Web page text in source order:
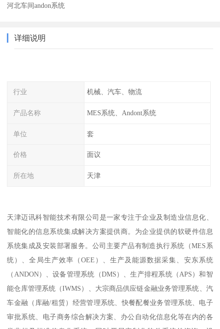
河北车间andon系统
详细说明
行业 机械、汽车、物流
产品名称 MES系统、Andont系统
单位 套
价格 面议
所在地 天津
天津迈讯科智能技术有限公司是一家专注于企业及制造业信息化、
智能化的信息系统集成解决方案提供商。为企业提供的软硬件信息
系统集成及安装部署服务。公司主要产品有制造执行系统（MES系
统）、全局生产效率（OEE）、生产及能源数据采集、安东系统
（ANDON）、设备管理系统（DMS）、生产排程系统（APS）和智
能仓库管理系统（IWMS）、大宗商品供应链金融业务管理系统、汽
车金融（库融/租赁）经营管理系统、快餐配餐业务管理系统、电子
审批系统、电子商务综合解决方案、办公自动化信息化等在内的各